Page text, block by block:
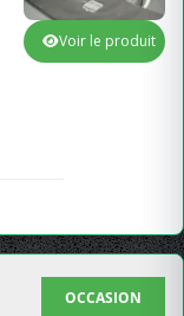
Voir le produit
OCCASION